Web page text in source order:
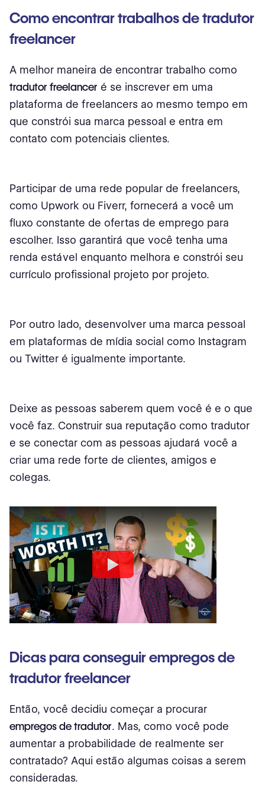
Como encontrar trabalhos de tradutor
freelancer
A melhor maneira de encontrar trabalho como
tradutor freelancer é se inscrever em uma
plataforma de freelancers ao mesmo tempo em
que constrói sua marca pessoal e entra em
contato com potenciais clientes.
Participar de uma rede popular de freelancers,
como Upwork ou Fiverr, fornecerá a você um
fluxo constante de ofertas de emprego para
escolher. Isso garantirá que você tenha uma
renda estável enquanto melhora e constrói seu
currículo profissional projeto por projeto.
Por outro lado, desenvolver uma marca pessoal
em plataformas de mídia social como Instagram
ou Twitter é igualmente importante.
Deixe as pessoas saberem quem você é e o que
você faz. Construir sua reputação como tradutor
e se conectar com as pessoas ajudará você a
criar uma rede forte de clientes, amigos e
colegas.
Dicas para conseguir empregos de
tradutor freelancer
Então, você decidiu começar a procurar
empregos de tradutor. Mas, como você pode
aumentar a probabilidade de realmente ser
contratado? Aqui estão algumas coisas a serem
consideradas.